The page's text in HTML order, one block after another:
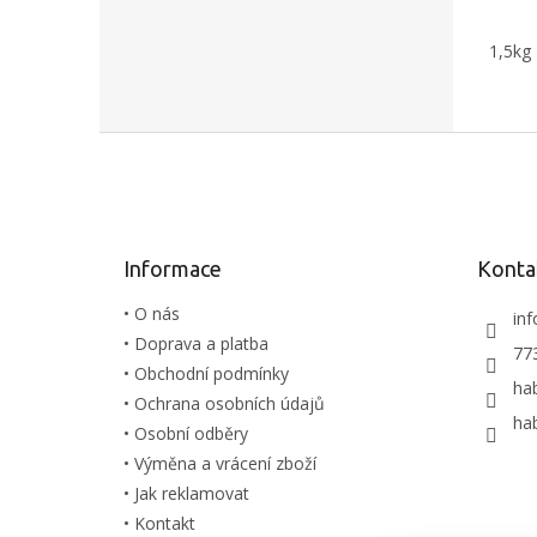
1,5kg
Informace
• O nás
• Doprava a platba
• Obchodní podmínky
• Ochrana osobních údajů
• Osobní odběry
• Výměna a vrácení zboží
• Jak reklamovat
• Kontakt